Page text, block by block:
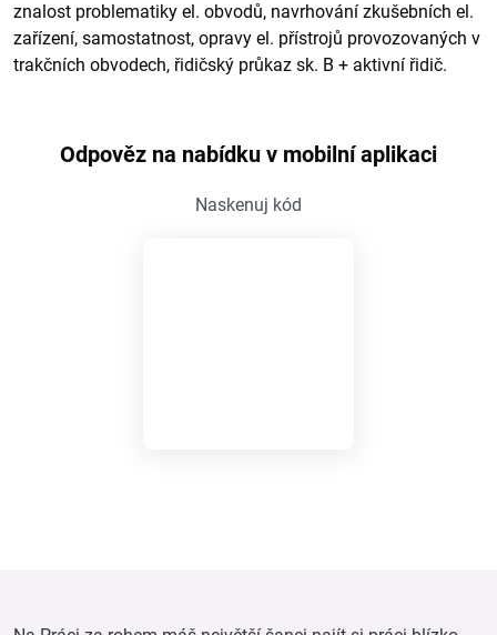
znalost problematiky el. obvodů, navrhování zkušebních el.
zařízení, samostatnost, opravy el. přístrojů provozovaných v
trakčních obvodech, řidičský průkaz sk. B + aktivní řidič.
Odpověz na nabídku v mobilní aplikaci
Naskenuj kód